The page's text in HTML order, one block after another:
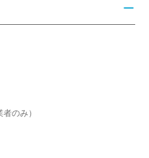
のみ）